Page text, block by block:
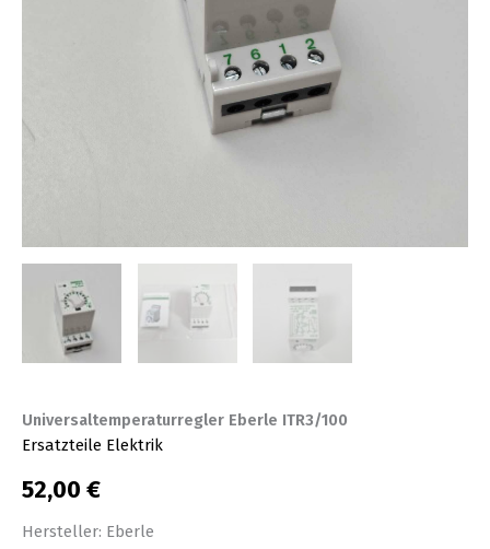
Universaltemperaturregler Eberle ITR3/100
Ersatzteile Elektrik
52,00 €
Hersteller: Eberle